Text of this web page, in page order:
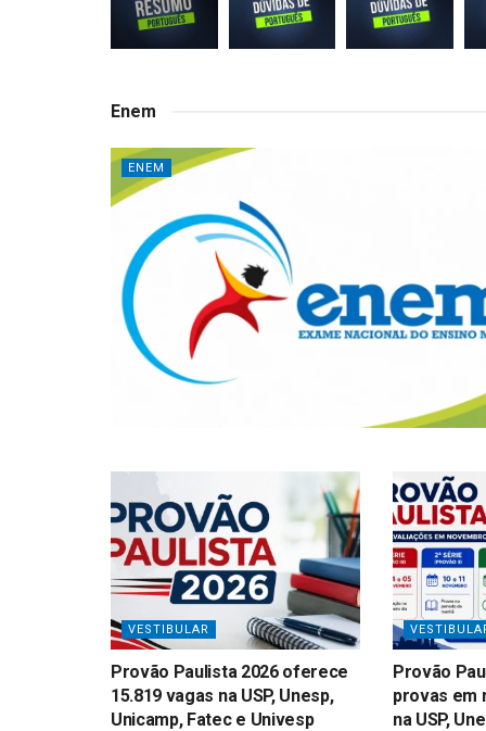
Enem
ENEM
VESTIBULAR
Provão Paulista 2026 oferece
15.819 vagas na USP, Unesp,
Unicamp, Fatec e Univesp
Provão
provas em
na USP,